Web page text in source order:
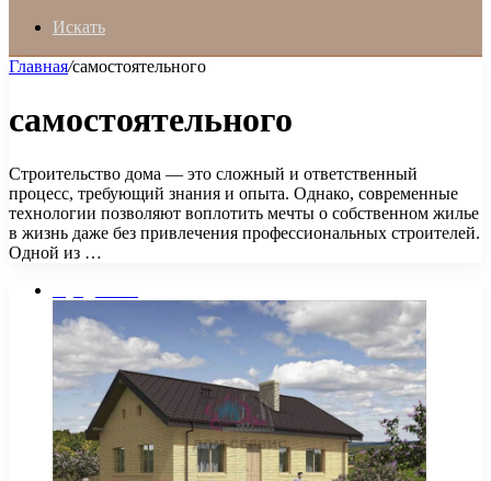
Искать
Главная/самостоятельного
самостоятельного
Строительство дома — это сложный и ответственный
процесс, требующий знания и опыта. Однако, современные
технологии позволяют воплотить мечты о собственном жилье
в жизнь даже без привлечения профессиональных строителей.
Одной из …